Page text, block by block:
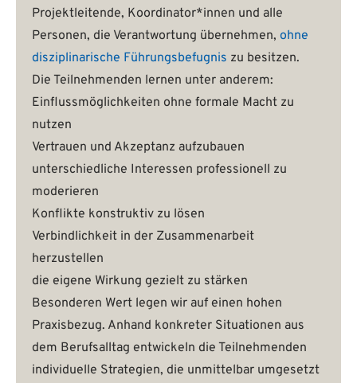
Projektleitende, Koordinator*innen und alle
Personen, die Verantwortung übernehmen, ohne
disziplinarische Führungsbefugnis zu besitzen.
Die Teilnehmenden lernen unter anderem:
Einflussmöglichkeiten ohne formale Macht zu
nutzen
Vertrauen und Akzeptanz aufzubauen
unterschiedliche Interessen professionell zu
moderieren
Konflikte konstruktiv zu lösen
Verbindlichkeit in der Zusammenarbeit
herzustellen
die eigene Wirkung gezielt zu stärken
Besonderen Wert legen wir auf einen hohen
Praxisbezug. Anhand konkreter Situationen aus
dem Berufsalltag entwickeln die Teilnehmenden
individuelle Strategien, die unmittelbar umgesetzt